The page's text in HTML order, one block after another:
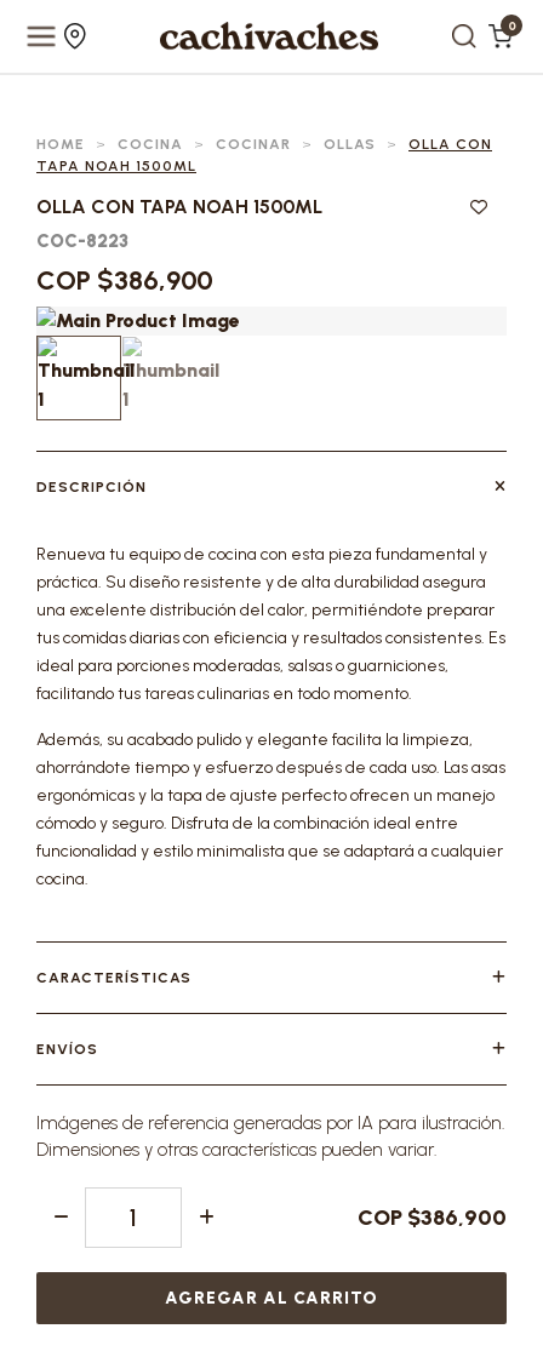
0
HOME > COCINA > COCINAR > OLLAS >
OLLA CON
TAPA NOAH 1500ML
OLLA CON TAPA NOAH 1500ML
COC-8223
COP $386,900
DESCRIPCIÓN
Renueva tu equipo de cocina con esta pieza fundamental y
práctica. Su diseño resistente y de alta durabilidad asegura
una excelente distribución del calor, permitiéndote preparar
tus comidas diarias con eficiencia y resultados consistentes. Es
ideal para porciones moderadas, salsas o guarniciones,
facilitando tus tareas culinarias en todo momento.
Además, su acabado pulido y elegante facilita la limpieza,
ahorrándote tiempo y esfuerzo después de cada uso. Las asas
ergonómicas y la tapa de ajuste perfecto ofrecen un manejo
cómodo y seguro. Disfruta de la combinación ideal entre
funcionalidad y estilo minimalista que se adaptará a cualquier
cocina.
CARACTERÍSTICAS
ENVÍOS
Imágenes de referencia generadas por IA para ilustración.
Dimensiones y otras características pueden variar.
COP $386,900
AGREGAR AL CARRITO